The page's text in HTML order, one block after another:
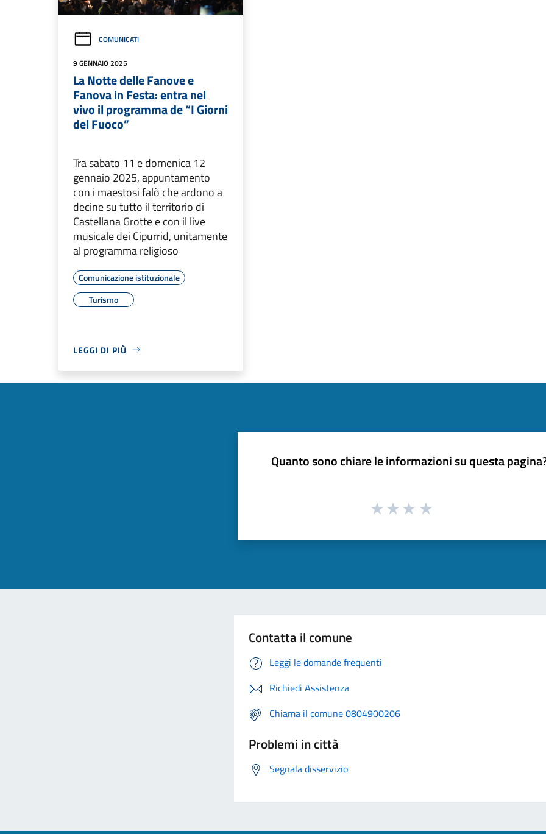
COMUNICATI
9 GENNAIO 2025
La Notte delle Fanove e
Fanova in Festa: entra nel
vivo il programma de “I Giorni
del Fuoco”
Tra sabato 11 e domenica 12
gennaio 2025, appuntamento
con i maestosi falò che ardono a
decine su tutto il territorio di
Castellana Grotte e con il live
musicale dei Cipurrid, unitamente
al programma religioso
Comunicazione istituzionale
Turismo
LEGGI DI PIÙ
Quanto sono chiare le informazioni su questa
Contatta il comune
Leggi le domande frequenti
Richiedi Assistenza
Chiama il comune 0804900206
Problemi in città
Segnala disservizio